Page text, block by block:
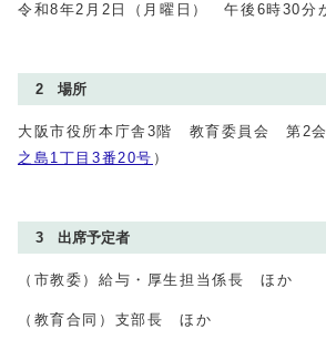
令和8年2月2日（月曜日） 午後6時30分
2 場所
大阪市役所本庁舎3階 教育委員会 第2会
之島1丁目3番20号 ）
3 出席予定者
（市教委）給与・厚生担当係長 ほか
（教育合同）支部長 ほか